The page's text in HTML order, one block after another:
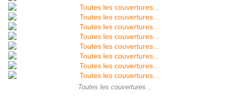
Toutes les couvertures...